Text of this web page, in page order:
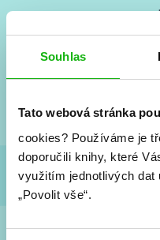
Souhlas
Tato webová stránka
cookies? Používáme je
doporučili knihy, které
využitím jednotlivých
„Povolit vše“.
Vše kolem
a